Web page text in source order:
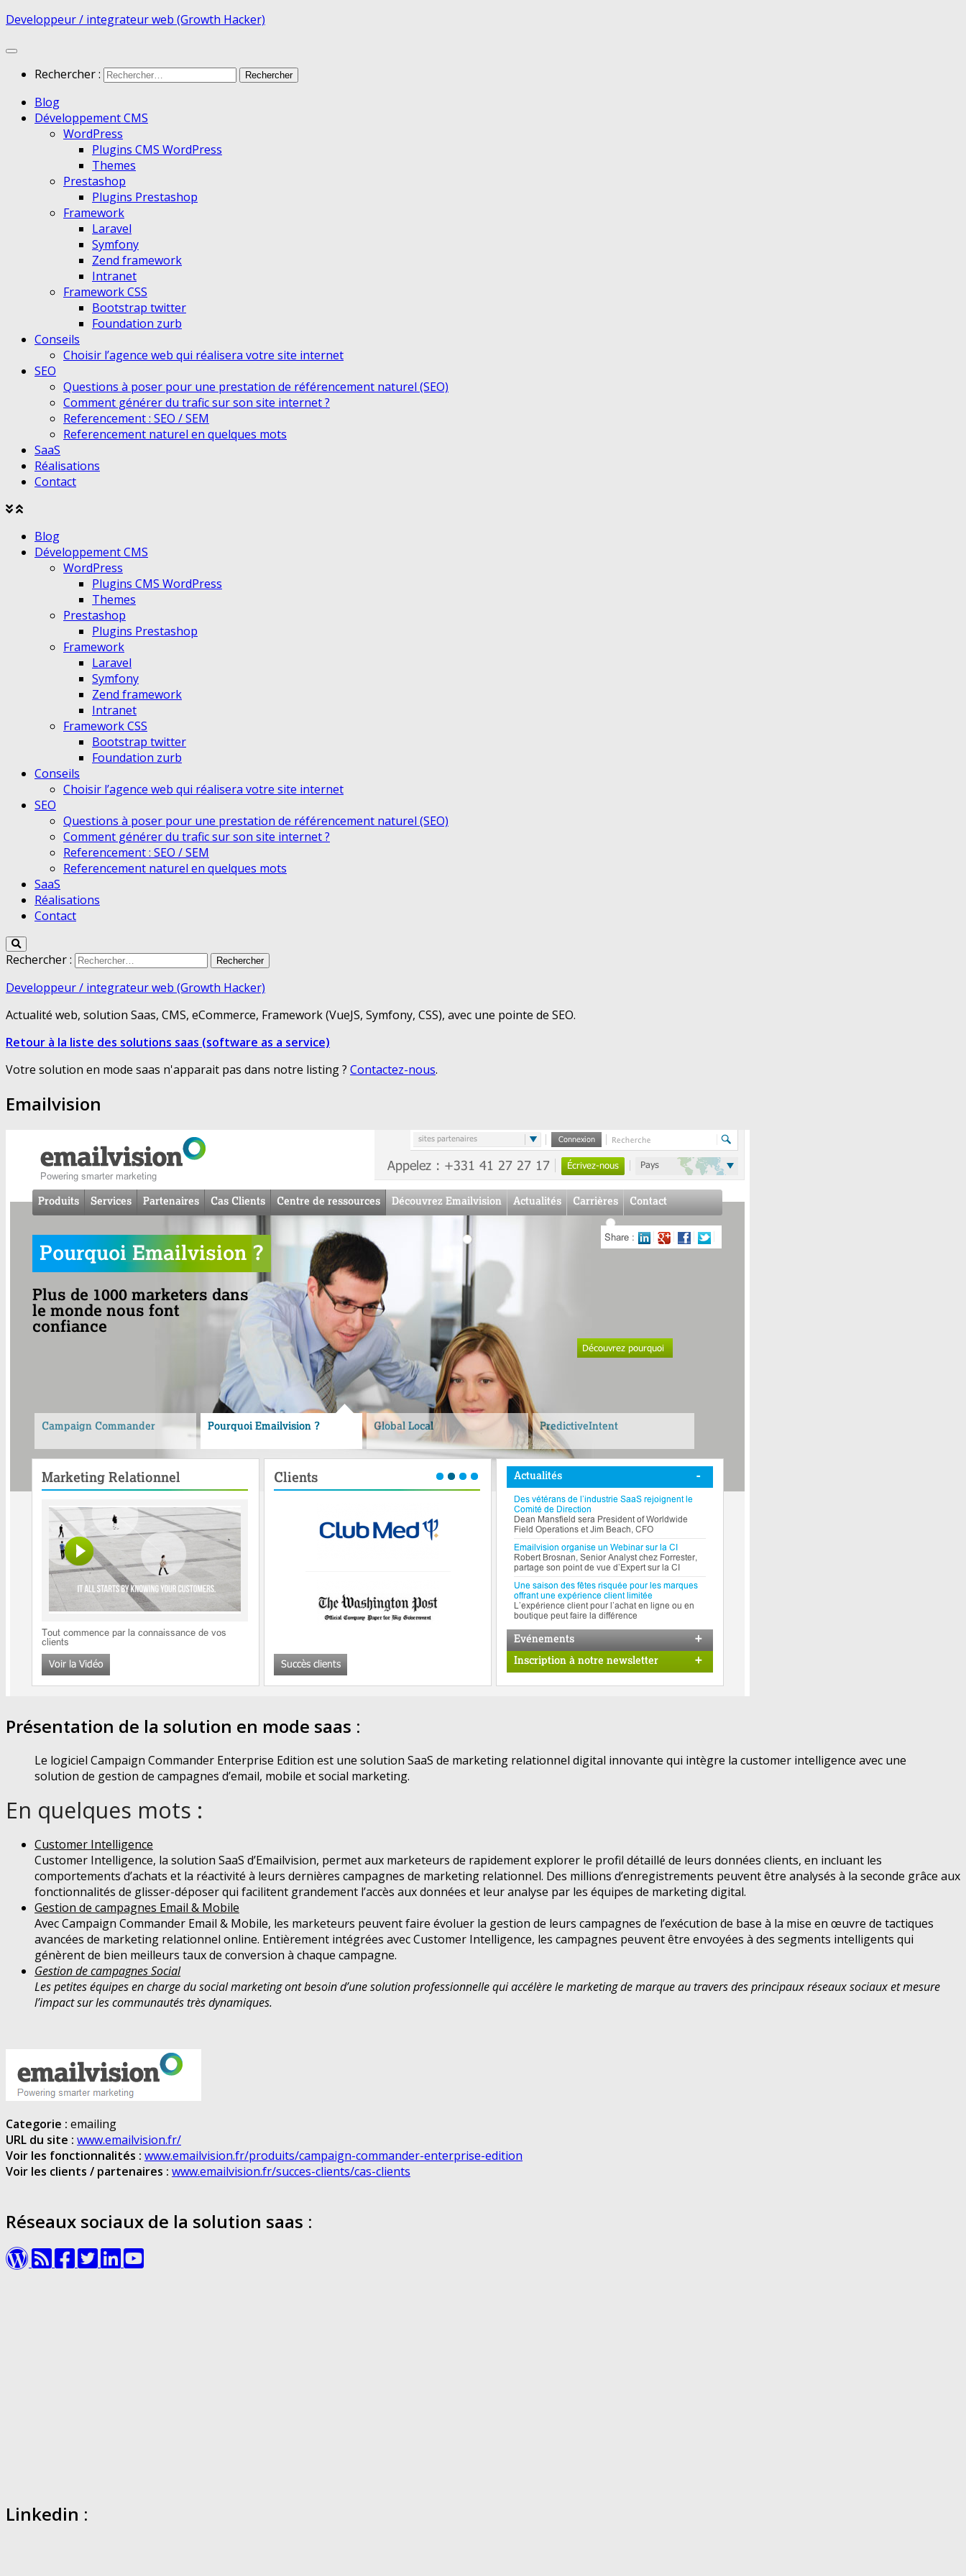
Developpeur / integrateur web (Growth Hacker)
Rechercher :
Blog
Développement CMS
WordPress
Plugins CMS WordPress
Themes
Prestashop
Plugins Prestashop
Framework
Laravel
Symfony
Zend framework
Intranet
Framework CSS
Bootstrap twitter
Foundation zurb
Conseils
Choisir l’agence web qui réalisera votre site internet
SEO
Questions à poser pour une prestation de référencement naturel (SEO)
Comment générer du trafic sur son site internet ?
Referencement : SEO / SEM
Referencement naturel en quelques mots
SaaS
Réalisations
Contact
Agrandir
menu
Réduire
menu
Blog
Développement CMS
WordPress
Plugins CMS WordPress
Themes
Prestashop
Plugins Prestashop
Framework
Laravel
Symfony
Zend framework
Intranet
Framework CSS
Bootstrap twitter
Foundation zurb
Conseils
Choisir l’agence web qui réalisera votre site internet
SEO
Questions à poser pour une prestation de référencement naturel (SEO)
Comment générer du trafic sur son site internet ?
Referencement : SEO / SEM
Referencement naturel en quelques mots
SaaS
Réalisations
Contact
Rechercher :
Developpeur / integrateur web (Growth Hacker)
Actualité web, solution Saas, CMS, eCommerce, Framework (VueJS, Symfony, CSS), avec une pointe de SEO.
Retour à la liste des solutions saas (software as a service)
Votre solution en mode saas n'apparait pas dans notre listing ? Contactez-nous.
Emailvision
Présentation de la solution en mode saas :
Le logiciel Campaign Commander Enterprise Edition est une solution SaaS de marketing relationnel digital innovante qui intègre la customer intelligence avec une
solution de gestion de campagnes d’email, mobile et social marketing.
En quelques mots :
Customer Intelligence
Customer Intelligence, la solution SaaS d’Emailvision, permet aux marketeurs de rapidement explorer le profil détaillé de leurs données clients, en incluant les
comportements d’achats et la réactivité à leurs dernières campagnes de marketing relationnel. Des millions d’enregistrements peuvent être analysés à la seconde grâce aux
fonctionnalités de glisser-déposer qui facilitent grandement l’accès aux données et leur analyse par les équipes de marketing digital.
Gestion de campagnes Email & Mobile
Avec Campaign Commander Email & Mobile, les marketeurs peuvent faire évoluer la gestion de leurs campagnes de l’exécution de base à la mise en œuvre de tactiques
avancées de marketing relationnel online. Entièrement intégrées avec Customer Intelligence, les campagnes peuvent être envoyées à des segments intelligents qui
génèrent de bien meilleurs taux de conversion à chaque campagne.
Gestion de campagnes Social
Les petites équipes en charge du social marketing ont besoin d’une solution professionnelle qui accélère le marketing de marque au travers des principaux réseaux sociaux et mesure
l’impact sur les communautés très dynamiques.
Categorie : emailing
URL du site : www.emailvision.fr/
Voir les fonctionnalités : www.emailvision.fr/produits/campaign-commander-enterprise-edition
Voir les clients / partenaires : www.emailvision.fr/succes-clients/cas-clients
Réseaux sociaux de la solution saas :
Linkedin :